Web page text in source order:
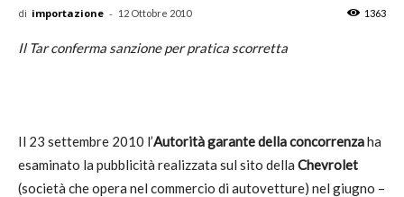
di importazione - 12 Ottobre 2010 1363
Il Tar conferma sanzione per pratica scorretta
Il 23 settembre 2010 l’Autorità garante della concorrenzaha
esaminato la pubblicità realizzata sul sito della Chevrolet
(società che opera nel commercio di autovetture) nel giugno –